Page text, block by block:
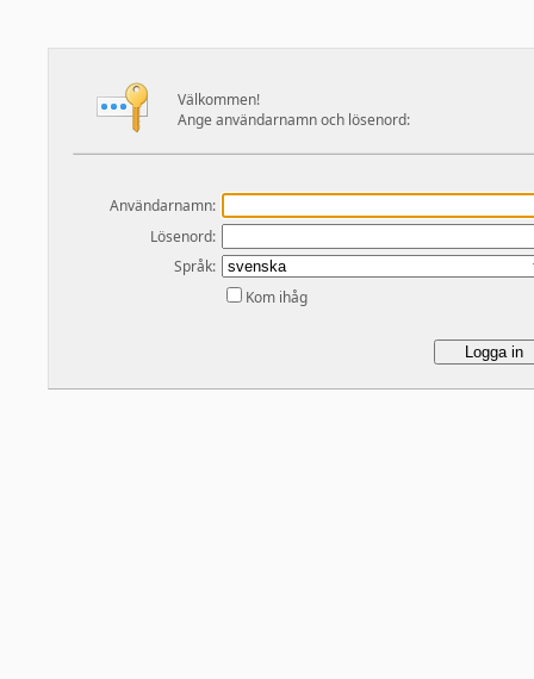
Välkommen!
Ange användarnamn och lösenord:
Användarnamn:
Lösenord:
Språk:
Kom ihåg